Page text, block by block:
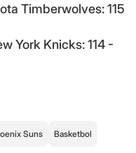
Timberwolves: 115
York Knicks: 114 -
Suns Basketbol